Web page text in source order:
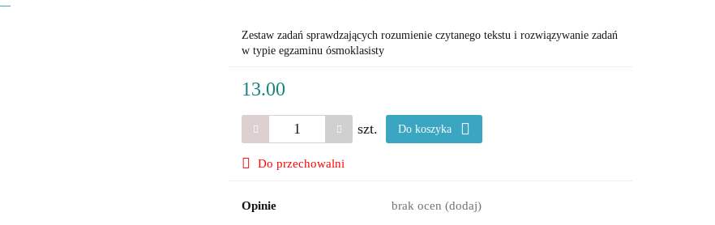
Zestaw zadań sprawdzających rozumienie czytanego tekstu i rozwiązywanie zadań
w typie egzaminu ósmoklasisty
13.00
szt. Do koszyka
Do przechowalni
Opinie brak ocen(dodaj)